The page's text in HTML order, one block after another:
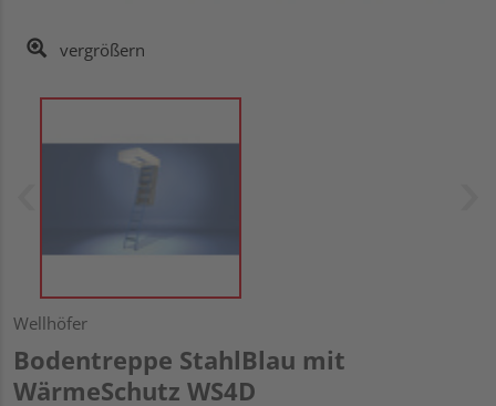
vergrößern
Wellhöfer
Bodentreppe StahlBlau mit
WärmeSchutz WS4D